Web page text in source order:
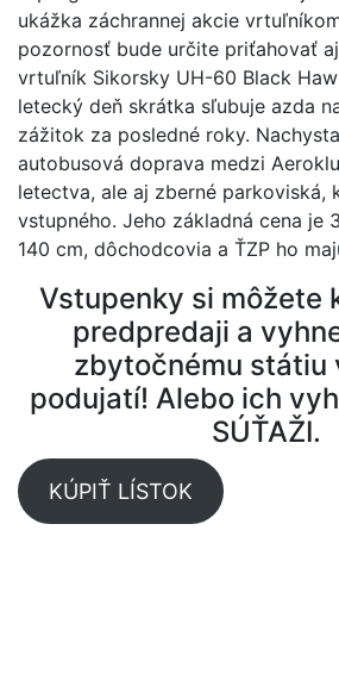
ukážka záchrannej akcie
pozornosť bude určite priťahovať
vrtuľník Sikorsky UH-60 Black
letecký deň skrátka sľubuje azda
zážitok za posledné roky.
autobusová doprava medzi
letectva, ale aj zberné parkoviská,
vstupného. Jeho základná cena je
140 cm, dôchodcovia a ŤZP ho
Vstupenky si môžete
predpredaji a
zbytočnému státiu
podujatí! Alebo ich
SÚŤAŽI.
KÚPIŤ LÍSTOK